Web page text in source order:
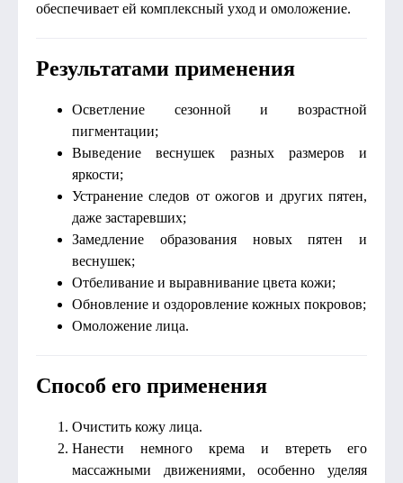
обеспечивает ей комплексный уход и омоложение.
Результатами применения
Осветление сезонной и возрастной
пигментации;
Выведение веснушек разных размеров и
яркости;
Устранение следов от ожогов и других пятен,
даже застаревших;
Замедление образования новых пятен и
веснушек;
Отбеливание и выравнивание цвета кожи;
Обновление и оздоровление кожных покровов;
Омоложение лица.
Способ его применения
Очистить кожу лица.
Нанести немного крема и втереть его
массажными движениями, особенно уделяя